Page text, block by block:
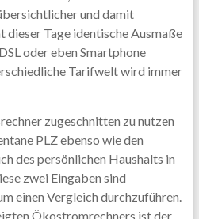
und damit
dieser Tage identische Ausmaße
oder eben Smartphone
Tarifwelt wird immer
zugeschnitten zu nutzen
PLZ ebenso wie den
des persönlichen Haushalts in
zwei Eingaben sind
einen Vergleich durchzuführen.
Ökostromrechners ist der